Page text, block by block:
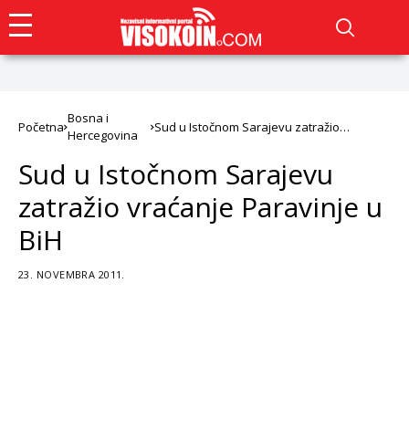
Početna
Bosna i
Hercegovina
Sud u Istočnom Sarajevu zatražio
Sud u Istočnom Sarajevu
zatražio vraćanje Paravinje u
BiH
23. NOVEMBRA 2011.